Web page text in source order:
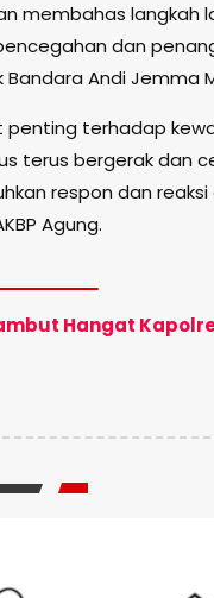
membahas
dan
Andi Jemma
penting terhadap
terus bergerak
respon dan
Agung.
Hangat